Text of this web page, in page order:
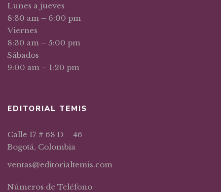
Lunes a jueves
8:30 am – 6:00 pm
Viernes
8:30 am – 5:00 pm
Sábados
9:00 am – 1:20 pm
EDITORIAL TEMIS
Calle 17 # 68 D – 46
Bogotá, Colombia
ventas@editorialtemis.com
Números de Teléfono